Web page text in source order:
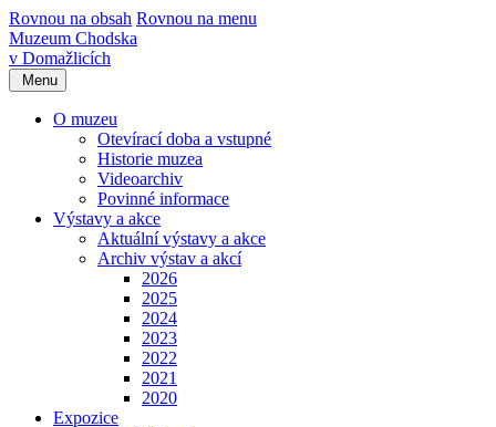
Rovnou na obsah Rovnou na menu
Muzeum Chodska
v Domažlicích
Menu
O muzeu
Otevírací doba a vstupné
Historie muzea
Videoarchiv
Povinné informace
Výstavy a akce
Aktuální výstavy a akce
Archiv výstav a akcí
2026
2025
2024
2023
2022
2021
2020
Expozice